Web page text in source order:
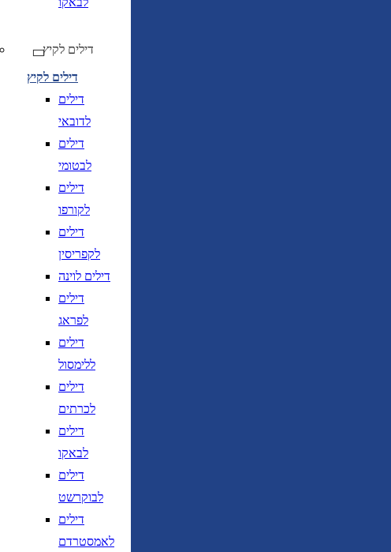
דילים לקיץ
דילים לקיץ
דילים
לדובאי
דילים
לבטומי
דילים
לקורפו
דילים
לקפריסין
דילים לוינה
דילים
לפראג
דילים
ללימסול
דילים
לכרתים
דילים
לבאקו
דילים
לבוקרשט
דילים
לאמסטרדם